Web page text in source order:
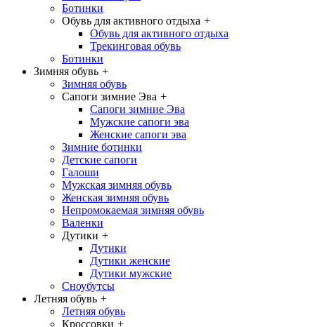
Ботинки
Обувь для активного отдыха +
Обувь для активного отдыха
Трекинговая обувь
Ботинки
Зимняя обувь +
Зимняя обувь
Сапоги зимние Эва +
Сапоги зимние Эва
Мужские сапоги эва
Женские сапоги эва
Зимние ботинки
Детские сапоги
Галоши
Мужская зимняя обувь
Женская зимняя обувь
Непромокаемая зимняя обувь
Валенки
Дутики +
Дутики
Дутики женские
Дутики мужские
Сноубутсы
Летняя обувь +
Летняя обувь
Кроссовки +